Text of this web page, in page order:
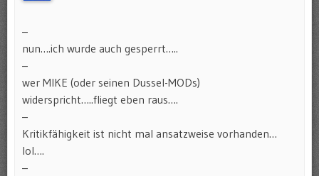
–
nun….ich wurde auch gesperrt…..
–
wer MIKE (oder seinen Dussel-MODs)
widerspricht…..fliegt eben raus….
–
Kritikfähigkeit ist nicht mal ansatzweise vorhanden…
lol….
–